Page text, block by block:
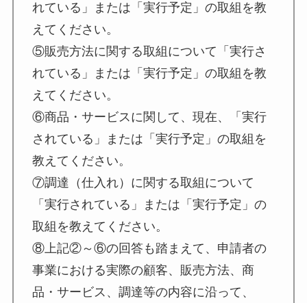
れている」または「実行予定」の取組を教
えてください。
⑤販売方法に関する取組について「実行さ
れている」または「実行予定」の取組を教
えてください。
⑥商品・サービスに関して、現在、「実行
されている」または「実行予定」の取組を
教えてください。
⑦調達（仕入れ）に関する取組について
「実行されている」または「実行予定」の
取組を教えてください。
⑧上記②～⑥の回答も踏まえて、申請者の
事業における実際の顧客、販売方法、商
品・サービス、調達等の内容に沿って、